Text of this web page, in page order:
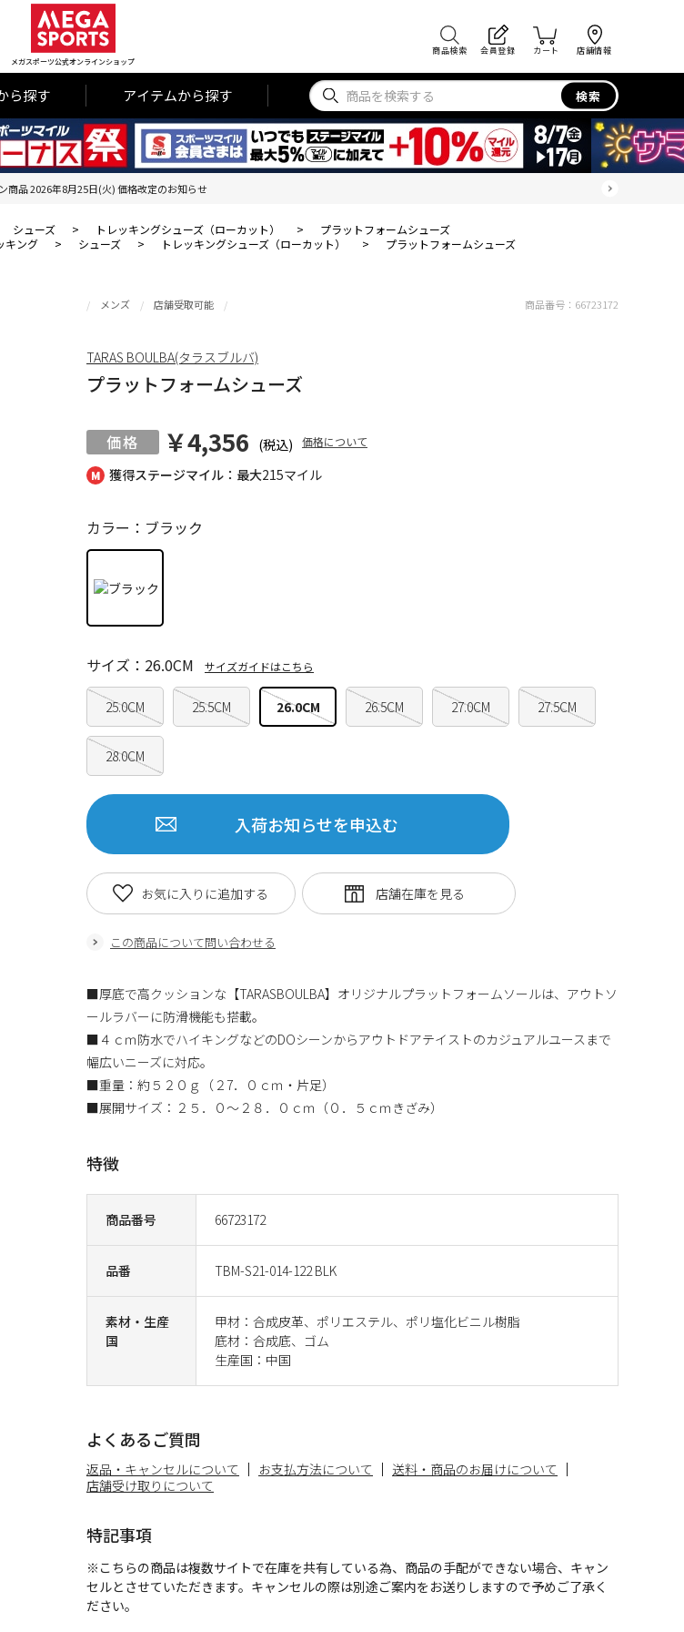
メガスポーツ公式オンラインショップ
商品検索 会員登録 カート 店舗情報
ら探す アイテムから探す 検索
商品 2026年8月25日(火) 価格改定のお知らせ
シューズ > トレッキングシューズ（ローカット） >
プラットフォームシューズ
キング > シューズ > トレッキングシューズ（ローカット） > プラットフォームシューズ
獲得ステージマイル：最大215マイル
メンズ 店舗受取可能
プラットフォームシューズ
￥4,356 (税込) 価格について
商品番号 66723172
品番 TBM-S21-014-122 BLK
素材・生産
国
甲材：合成皮革、ポリエステル、ポリ塩化ビニル樹脂
底材：合成底、ゴム
生産国：中国
カラー：ブラック
25.0CM 25.5CM 26.0CM 26.5CM 27.0CM 27.5CM
28.0CM
サイズ：26.0CM サイズガイドはこちら
入荷お知らせを申込む
この商品について問い合わせる
お気に入りに追加する
商品番号： 66723172
TARAS BOULBA(タラスブルバ)
■厚底で高クッションな【TARASBOULBA】オリジナルプラットフォームソールは、アウトソ
ールラバーに防滑機能も搭載。
■４ｃｍ防水でハイキングなどのDOシーンからアウトドアテイストのカジュアルユースまで
幅広いニーズに対応。
■重量：約５２０ｇ（２7．０ｃｍ・片足）
■展開サイズ：２５．０～２８．０ｃｍ（０．５ｃｍきざみ）
特徴
よくあるご質問
返品・キャンセルについて お支払方法について
送料・商品のお届けについて
店舗受け取りについて
特記事項
※こちらの商品は複数サイトで在庫を共有している為、商品の手配ができない場合、キャン
セルとさせていただきます。キャンセルの際は別途ご案内をお送りしますので予めご了承く
ださい。